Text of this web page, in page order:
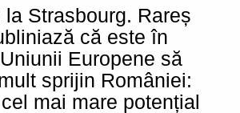
la Strasbourg. Rareș
că este în
Europene să
sprijin României:
mai mare potențial